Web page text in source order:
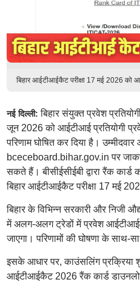
बिहार आईटीआईकैट परीक्षा 17 मई 2026 को
नई दिल्ली: बिहार संयुक्त प्रवेश
जून 2026 को आईटीआई प्रतियोगी
परिणाम घोषित कर दिया है।
bceceboard.bihar.gov.in पर
सकते हैं। बीसीईसीईबी द्वारा रैंक
बिहार आईटीआईकैट परीक्षा 17 मई
बिहार के विभिन्न सरकारी और निजी
में अलग-अलग ट्रेडों में प्रवेश
जाएगा। परिणामों की घोषणा के साथ-
इसके आधार पर, काउंसलिंग प्रक्रिया
आईटीआईकैट 2026 रैंक कार्ड